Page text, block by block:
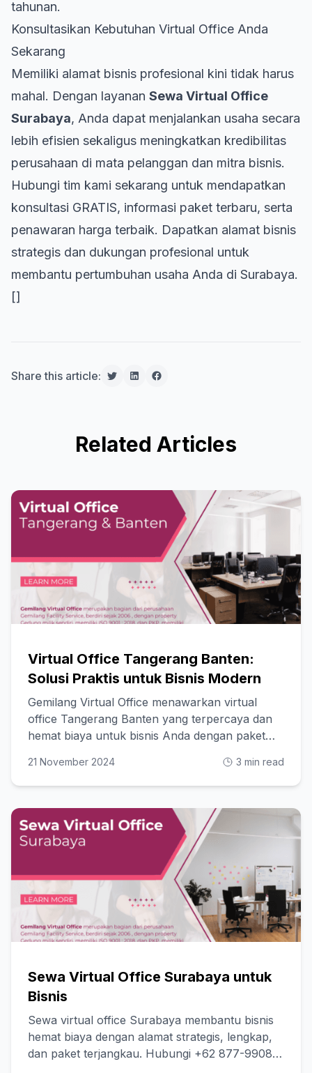
tahunan.
Konsultasikan Kebutuhan Virtual Office Anda
Sekarang
Memiliki alamat bisnis profesional kini tidak harus
mahal. Dengan layanan Sewa Virtual Office
Surabaya, Anda dapat menjalankan usaha secara
lebih efisien sekaligus meningkatkan kredibilitas
perusahaan di mata pelanggan dan mitra bisnis.
Hubungi tim kami sekarang untuk mendapatkan
konsultasi GRATIS, informasi paket terbaru, serta
penawaran harga terbaik. Dapatkan alamat bisnis
strategis dan dukungan profesional untuk
membantu pertumbuhan usaha Anda di Surabaya.
[]
Share this article:
Related Articles
Virtual Office Tangerang Banten:
Solusi Praktis untuk Bisnis Modern
Gemilang Virtual Office menawarkan virtual
office Tangerang Banten yang terpercaya dan
hemat biaya untuk bisnis Anda dengan paket
21 November 2024 3 min read
Sewa Virtual Office Surabaya untuk
Bisnis
Sewa virtual office Surabaya membantu bisnis
hemat biaya dengan alamat strategis, lengkap,
dan paket terjangkau. Hubungi +62 877-9908-